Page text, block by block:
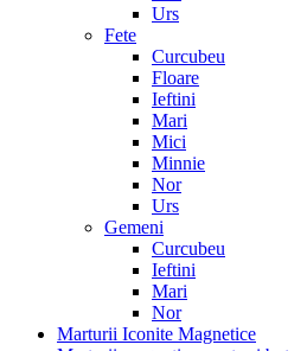
Urs
Fete
Curcubeu
Floare
Ieftini
Mari
Mici
Minnie
Nor
Urs
Gemeni
Curcubeu
Ieftini
Mari
Nor
Marturii Iconite Magnetice